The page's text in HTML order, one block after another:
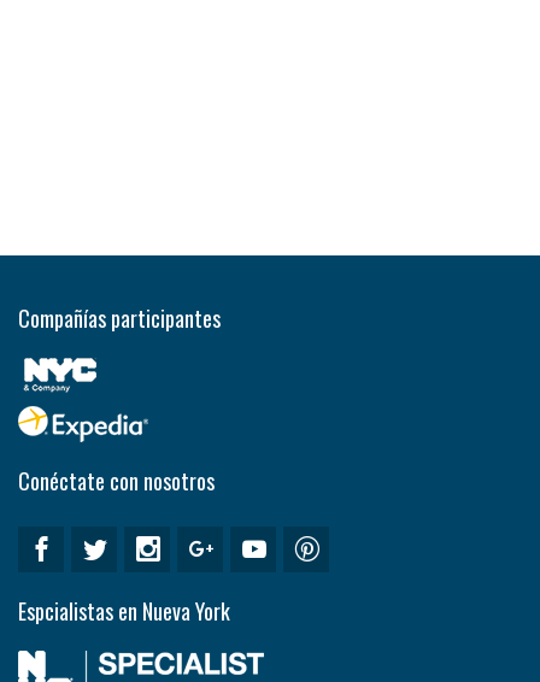
Compañías participantes
Conéctate con nosotros
Espcialistas en Nueva York